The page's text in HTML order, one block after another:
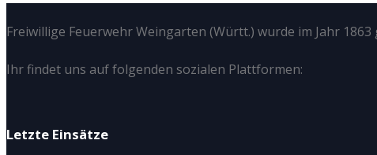
Freiwillige Feuerwehr Weingarten (Württ.) wurde im Jahr
Ihr findet uns auf folgenden sozialen Plattformen:
Letzte Einsätze